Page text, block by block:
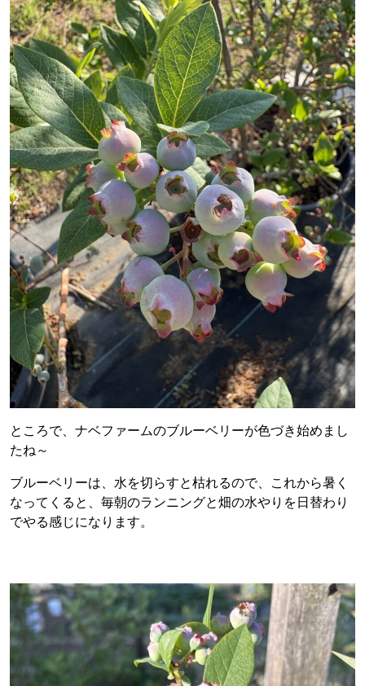
ところで、ナベファームのブルーベリーが色づき始めまし
たね～
ブルーベリーは、水を切らすと枯れるので、これから暑く
なってくると、毎朝のランニングと畑の水やりを日替わり
でやる感じになります。